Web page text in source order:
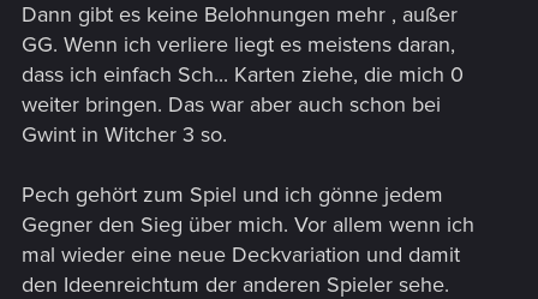
Dann gibt es keine Belohnungen mehr , außer
GG. Wenn ich verliere liegt es meistens daran,
dass ich einfach Sch... Karten ziehe, die mich 0
weiter bringen. Das war aber auch schon bei
Gwint in Witcher 3 so.
Pech gehört zum Spiel und ich gönne jedem
Gegner den Sieg über mich. Vor allem wenn ich
mal wieder eine neue Deckvariation und damit
den Ideenreichtum der anderen Spieler sehe.